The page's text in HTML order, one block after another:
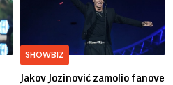
SHOWBIZ
Jakov Jozinović zamolio fanove